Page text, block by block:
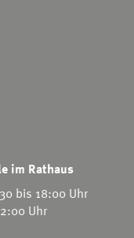
im Rathaus
bis 18:00 Uhr
Uhr